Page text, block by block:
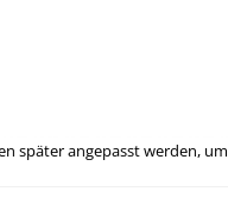
später angepasst werden, um